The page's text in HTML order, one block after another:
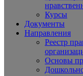
Курсы
Документы
Направления
Реестр
Основы